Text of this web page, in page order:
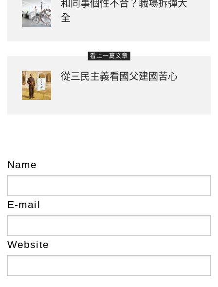
和同事個性不合？職場拆彈大
全
看上一篇文章
從三民主義看國父建國苦心
Name
E-mail
Website